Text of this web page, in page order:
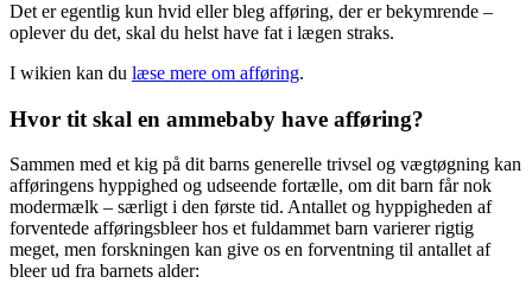
Det er egentlig kun hvid eller bleg afføring, der er bekymrende –
oplever du det, skal du helst have fat i lægen straks.
I wikien kan du læse mere om afføring.
Hvor tit skal en ammebaby have afføring?
Sammen med et kig på dit barns generelle trivsel og vægtøgning kan
afføringens hyppighed og udseende fortælle, om dit barn får nok
modermælk – særligt i den første tid. Antallet og hyppigheden af
forventede afføringsbleer hos et fuldammet barn varierer rigtig
meget, men forskningen kan give os en forventning til antallet af
bleer ud fra barnets alder: